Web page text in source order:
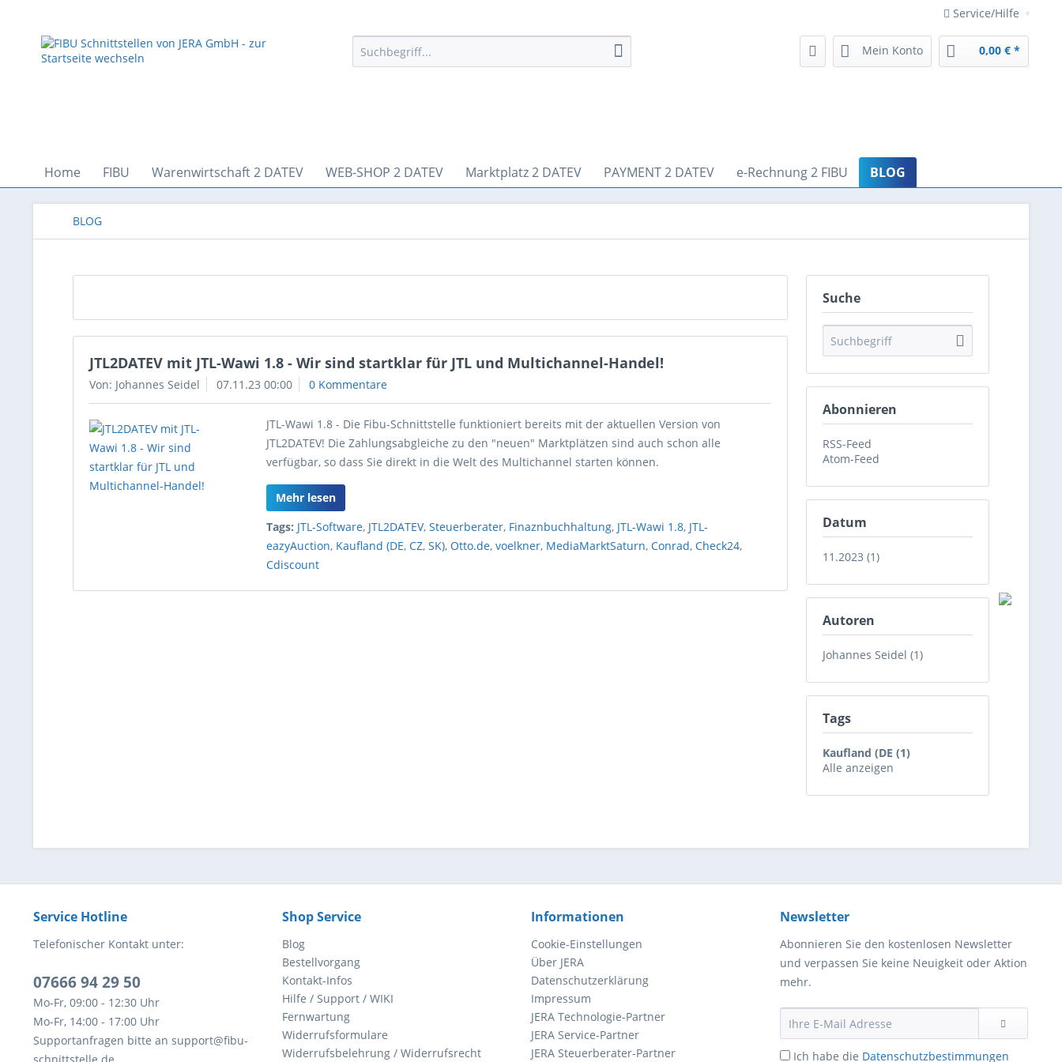
Service/Hilfe
Mein Konto 0,00 € *
Home FIBU Warenwirtschaft 2 DATEV WEB-SHOP 2 DATEV Marktplatz 2 DATEV PAYMENT 2 DATEV e-Rechnung 2 FIBU BLOG
BLOG
Suche
Abonnieren
RSS-Feed
Atom-Feed
Datum
11.2023 (1)
Autoren
Johannes Seidel (1)
Tags
Kaufland (DE (1)
Alle anzeigen
JTL2DATEV mit JTL-Wawi 1.8 - Wir sind startklar für JTL und Multichannel-Handel!
Von: Johannes Seidel 07.11.23 00:00 0 Kommentare
JTL-Wawi 1.8 - Die Fibu-Schnittstelle funktioniert bereits mit der aktuellen Version von
JTL2DATEV! Die Zahlungsabgleiche zu den "neuen" Marktplätzen sind auch schon alle
verfügbar, so dass Sie direkt in die Welt des Multichannel starten können.
Mehr lesen
Tags: JTL-Software, JTL2DATEV,Steuerberater, Finaznbuchhaltung, JTL-Wawi 1.8, JTL-
eazyAuction, Kaufland (DE,CZ,SK),Otto.de,voelkner, MediaMarktSaturn,Conrad,Check24,
Cdiscount
Service Hotline
Telefonischer Kontakt unter:
07666 94 29 50
Mo-Fr, 09:00 - 12:30 Uhr
Mo-Fr, 14:00 - 17:00 Uhr
Supportanfragen bitte an support@fibu-
Shop Service
Blog
Bestellvorgang
Kontakt-Infos
Hilfe / Support / WIKI
Fernwartung
Widerrufsformulare
Widerrufsbelehrung / Widerrufsrecht
Informationen
Cookie-Einstellungen
Über JERA
Datenschutzerklärung
Impressum
JERA Technologie-Partner
JERA Service-Partner
JERA Steuerberater-Partner
Newsletter
Abonnieren Sie den kostenlosen Newsletter
und verpassen Sie keine Neuigkeit oder Aktion
mehr.
Ich habe die Datenschutzbestimmungen